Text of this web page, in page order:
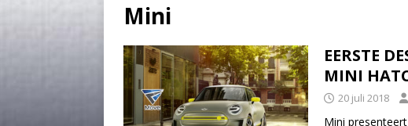
Mini
EERSTE
MINI
20 juli 2018
Mini